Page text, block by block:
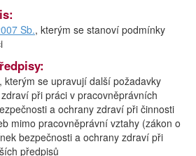
Sb., kterým se stanoví podmínky
, kterým se upravují další požadavky
při práci v pracovněprávních
a ochrany zdraví při činnosti
mimo pracovněprávní vztahy (zákon o
bezpečnosti a ochrany zdraví při
předpisů